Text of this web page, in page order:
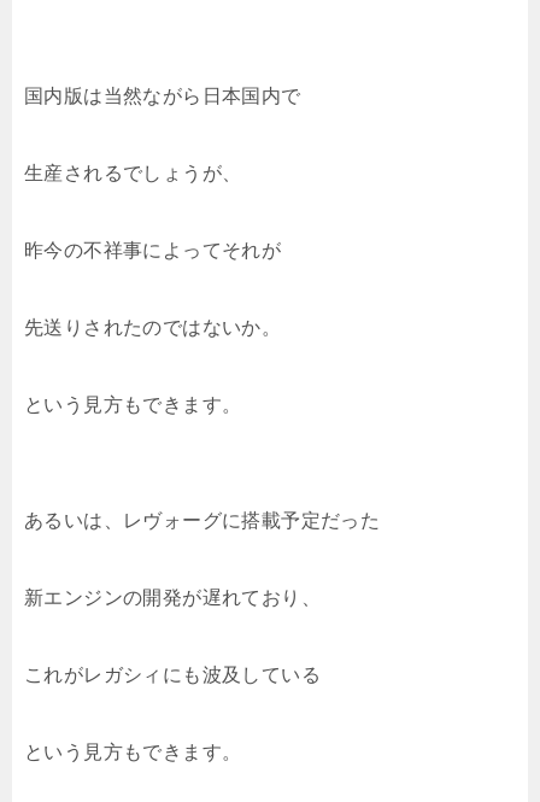
国内版は当然ながら日本国内で
生産されるでしょうが、
昨今の不祥事によってそれが
先送りされたのではないか。
という見方もできます。
あるいは、レヴォーグに搭載予定だった
新エンジンの開発が遅れており、
これがレガシィにも波及している
という見方もできます。